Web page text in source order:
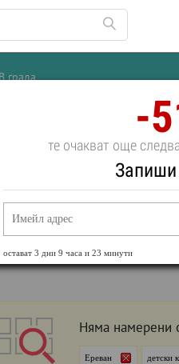
В града
С ДЕТСКИ КЪТ В
детски кът
Няма намерени
Ереван детски
-
те очакват още
Запиши
остават 3 дни 9 часа и 23 минути